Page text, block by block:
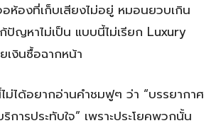
อห้องที่เก็บเสียงไม่อยู่ หมอนยวบเกิน
ญหาไม่เป็น แบบนี้ไม่เรียก Luxury
เงินซื้อฉากหน้า
ม่ได้อยากอ่านคำชมฟูๆ ว่า “บรรยากาศ
การประทับใจ” เพราะประโยคพวกนั้น